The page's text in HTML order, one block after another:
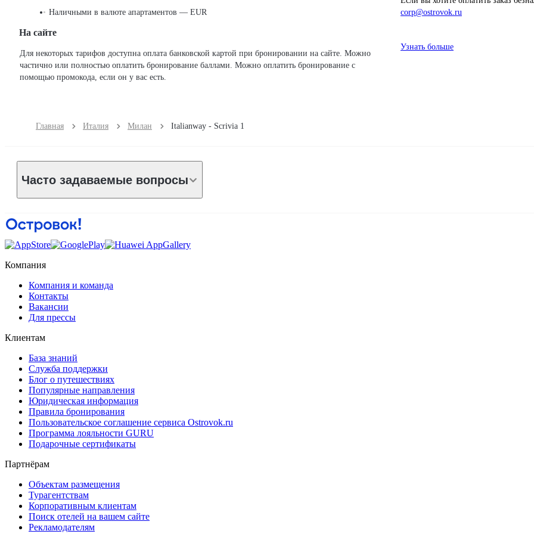
Наличными в валюте апартаментов — EUR
На сайте
Для некоторых тарифов доступна оплата банковской картой при бронировании на сайте. Можно
частично или полностью оплатить бронирование баллами. Можно оплатить бронирование с
помощью промокода, если он у вас есть.
corp@ostrovok.ru
Узнать больше
Главная Италия Милан Italianway - Scrivia 1
Часто задаваемые вопросы
Компания
Компания и команда
Контакты
Вакансии
Для прессы
Клиентам
База знаний
Служба поддержки
Блог о путешествиях
Популярные направления
Юридическая информация
Правила бронирования
Пользовательское соглашение сервиса Ostrovok.ru
Программа лояльности GURU
Подарочные сертификаты
Партнёрам
Объектам размещения
Турагентствам
Корпоративным клиентам
Поиск отелей на вашем сайте
Рекламодателям